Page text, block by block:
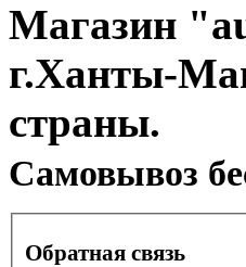
Магазин
г.Ханты-
страны.
Cамовывоз
Обратная связь